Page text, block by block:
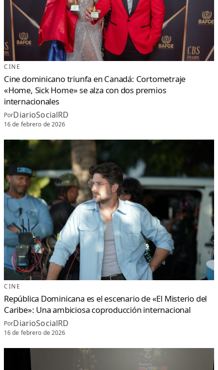
CINE
Cine dominicano triunfa en Canadá: Cortometraje
«Home, Sick Home» se alza con dos premios
internacionales
PorDiarioSocialRD
16 de febrero de 2026
CINE
República Dominicana es el escenario de «El Misterio del
Caribe»: Una ambiciosa coproducción internacional
PorDiarioSocialRD
16 de febrero de 2026